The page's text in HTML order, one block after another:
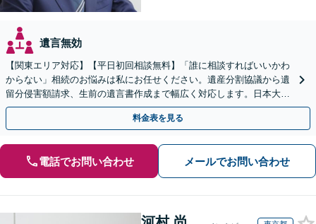
遺言無効
【関東エリア対応】【平日初回相談無料】「誰に相談すればいいかわ
からない」相続のお悩みは私にお任せください。遺産分割協議から遺
留分侵害額請求、生前の遺言書作成まで幅広く対応します。日本大通
り駅直結でアクセス良好。
料金表を見る
電話でお問い合わせ メールでお問い合わせ